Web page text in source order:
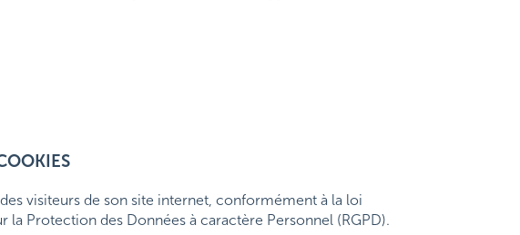
visiteurs de son site internet, conformément à la loi
Protection des Données à caractère Personnel (RGPD).